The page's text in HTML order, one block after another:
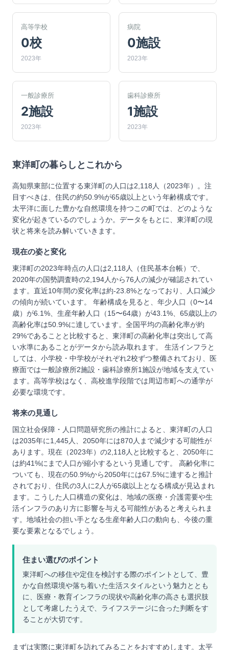
高等学校
0校
2023年
病院
0施設
2023年
一般診療所
2施設
2023年
歯科診療所
1施設
2023年
東洋町 の暮らしとこれから
高知県東部に位置する東洋町の人口は2,118人（2023年）。注
目すべきは、住民の約50.9%が65歳以上という年齢構成です。
太平洋に面した豊かな自然環境を持つこの町では、どのような
変化が起きているのでしょうか。データをもとに、東洋町の現
状と将来を読み解いていきます。
現在の姿と変化
東洋町の2023年時点の人口は2,118人（住民基本台帳）で、
2020年の国勢調査時の2,194人から76人の減少が確認されてい
ます。直近10年間の変化率は約-23.8%となっており、人口減少
の傾向が続いています。 年齢構成を見ると、年少人口（0〜14
歳）が6.1%、生産年齢人口（15〜64歳）が43.1%、65歳以上の
高齢化率は50.9%に達しています。全国平均の高齢化率が約
29%であることと比較すると、東洋町の高齢化率は突出して高
い水準にあることがデータから読み取れます。 生活インフラと
しては、小学校・中学校がそれぞれ2校ずつ整備されており、医
療面では一般診療所2施設・歯科診療所1施設が地域を支えてい
ます。高等学校はなく、高校進学段階では周辺市町への通学が
必要な環境です。
将来の見通し
国立社会保障・人口問題研究所の推計によると、東洋町の人口
は2035年に1,445人、2050年には870人まで減少する可能性が
あります。現在（2023年）の2,118人と比較すると、2050年に
は約41%にまで人口が縮小するという見通しです。 高齢化率に
ついても、現在の50.9%から2050年には67.5%に達すると推計
されており、住民の3人に2人が65歳以上となる構成が見込まれ
ます。こうした人口構造の変化は、地域の医療・介護需要や生
活インフラのあり方に影響を与える可能性があると考えられま
す。地域社会の担い手となる生産年齢人口の動向も、今後の重
要な要素となるでしょう。
住まい選びのポイント
東洋町への移住や定住を検討する際のポイントとして、豊
かな自然環境や落ち着いた生活スタイルという魅力ととも
に、医療・教育インフラの現状や高齢化率の高さも選択肢
として考慮したうえで、ライフステージに合った判断をす
ることが大切です。
まずは実際に東洋町を訪れてみることをおすすめします。太平